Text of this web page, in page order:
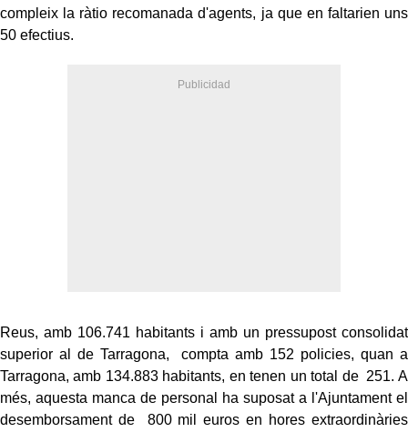
compleix la ràtio recomanada d'agents, ja que en faltarien uns
50 efectius.
Reus, amb 106.741 habitants i amb un pressupost consolidat
superior al de Tarragona, compta amb 152 policies, quan a
Tarragona, amb 134.883 habitants, en tenen un total de 251. A
més, aquesta manca de personal ha suposat a l'Ajuntament el
desemborsament de 800 mil euros en hores extraordinàries